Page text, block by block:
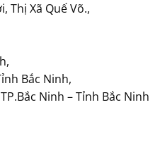
Thị Xã Quế Võ.,
Bắc Ninh,
Ninh – Tỉnh Bắc Ninh